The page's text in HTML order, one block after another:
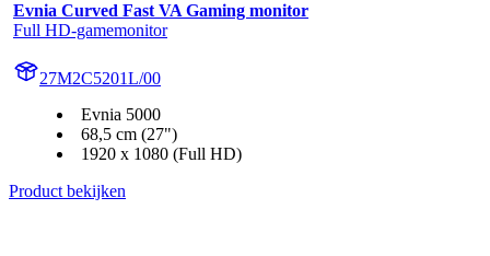
Evnia Curved Fast VA Gaming monitor
Full HD-gamemonitor
27M2C5201L/00
Evnia 5000
68,5 cm (27")
1920 x 1080 (Full HD)
Product bekijken